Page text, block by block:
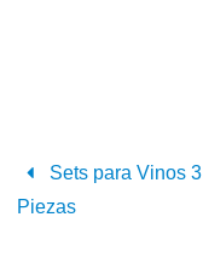
Sets para Vinos 3
Piezas